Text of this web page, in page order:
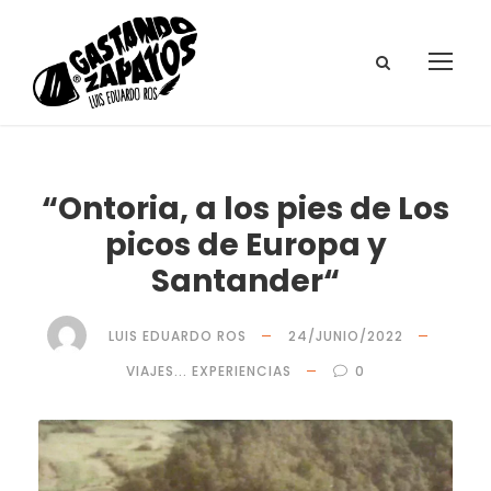
“Ontoria, a los pies de Los
picos de Europa y
Santander“
LUIS EDUARDO ROS
24/JUNIO/2022
VIAJES... EXPERIENCIAS
0